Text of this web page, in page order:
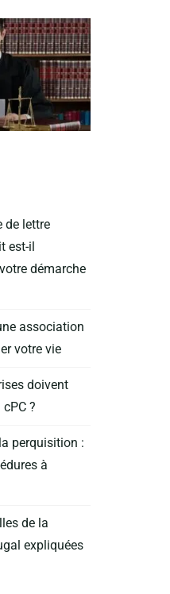
de lettre
est-il
démarche
association
votre vie
doivent
?
perquisition :
à
de la
expliquées